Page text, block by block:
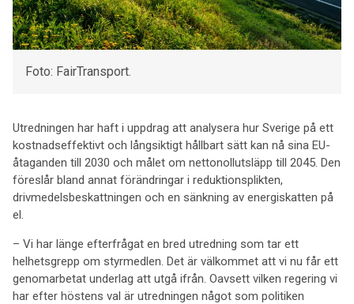
Foto: FairTransport.
Utredningen har haft i uppdrag att analysera hur Sverige på ett
kostnadseffektivt och långsiktigt hållbart sätt kan nå sina EU-
åtaganden till 2030 och målet om nettonollutsläpp till 2045. Den
föreslår bland annat förändringar i reduktionsplikten,
drivmedelsbeskattningen och en sänkning av energiskatten på
el.
– Vi har länge efterfrågat en bred utredning som tar ett
helhetsgrepp om styrmedlen. Det är välkommet att vi nu får ett
genomarbetat underlag att utgå ifrån. Oavsett vilken regering vi
har efter höstens val är utredningen något som politiken